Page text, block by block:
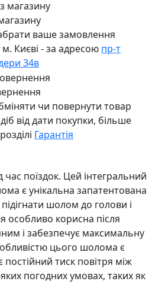
ваше замовлення
м. Києві - за адресою пр-т
34в
чи повернути товар
від дати покупки, більше
Гарантія
поїздок. Цей інтегральний
є унікальна запатентована
шолом до голови і
особливо корисна після
і забезпечує максимальну
цього шолома є
тиск повітря між
погодних умовах, таких як